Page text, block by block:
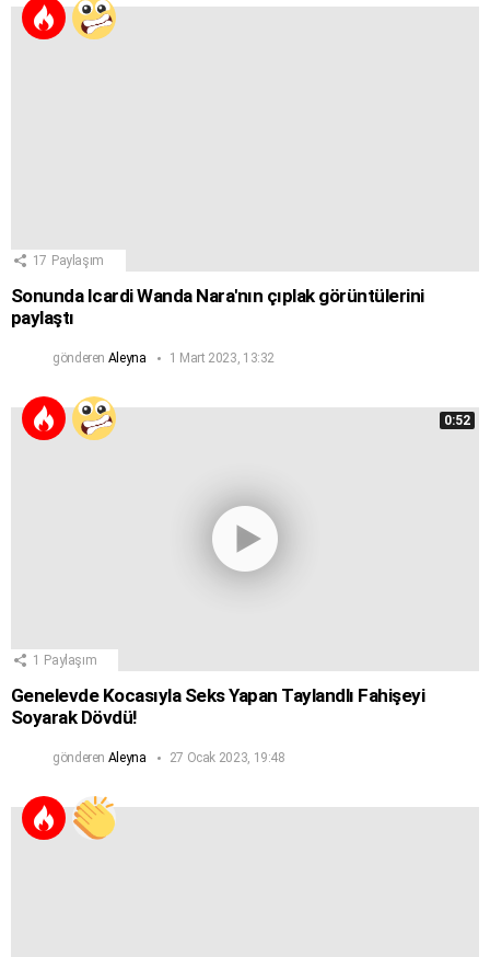
17 Paylaşım
Sonunda Icardi Wanda Nara'nın çıplak görüntülerini
paylaştı
gönderen Aleyna 1 Mart 2023, 13:32
0:52
1 Paylaşım
Genelevde Kocasıyla Seks Yapan Taylandlı Fahişeyi
Soyarak Dövdü!
gönderen Aleyna 27 Ocak 2023, 19:48